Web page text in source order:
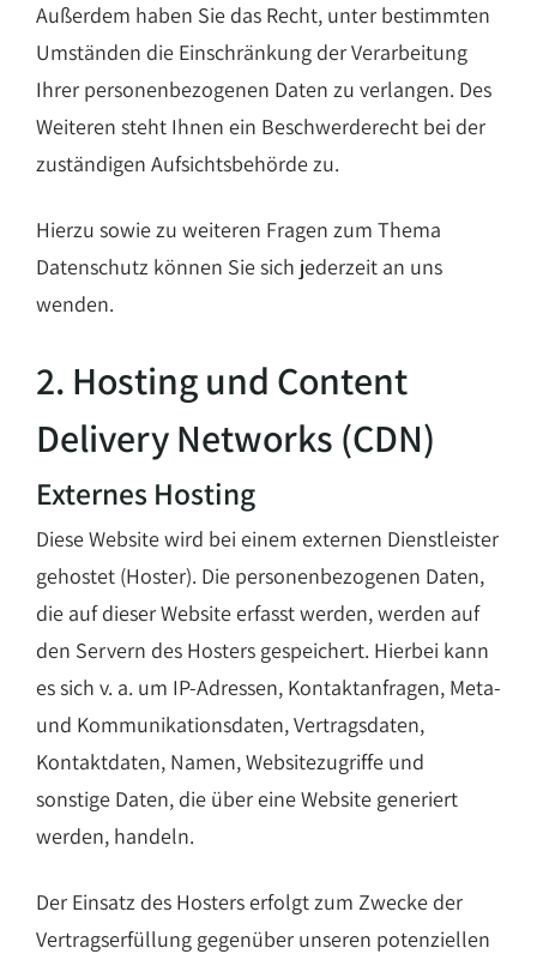
Außerdem haben Sie das Recht, unter bestimmten
Umständen die Einschränkung der Verarbeitung
Ihrer personenbezogenen Daten zu verlangen. Des
Weiteren steht Ihnen ein Beschwerderecht bei der
zuständigen Aufsichtsbehörde zu.
Hierzu sowie zu weiteren Fragen zum Thema
Datenschutz können Sie sich jederzeit an uns
wenden.
2. Hosting und Content
Delivery Networks (CDN)
Externes Hosting
Diese Website wird bei einem externen Dienstleister
gehostet (Hoster). Die personenbezogenen Daten,
die auf dieser Website erfasst werden, werden auf
den Servern des Hosters gespeichert. Hierbei kann
es sich v. a. um IP-Adressen, Kontaktanfragen, Meta-
und Kommunikationsdaten, Vertragsdaten,
Kontaktdaten, Namen, Websitezugriffe und
sonstige Daten, die über eine Website generiert
werden, handeln.
Der Einsatz des Hosters erfolgt zum Zwecke der
Vertragserfüllung gegenüber unseren potenziellen